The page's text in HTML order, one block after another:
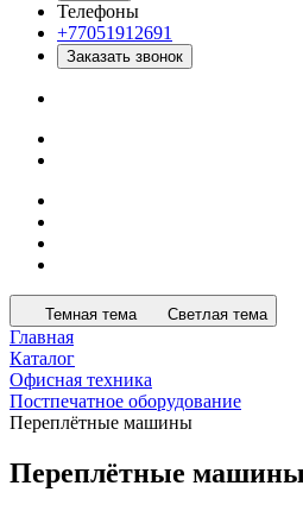
Телефоны
+77051912691
Заказать звонок
Темная тема Светлая тема
Главная
Каталог
Офисная техника
Постпечатное оборудование
Переплётные машины
Переплётные машины